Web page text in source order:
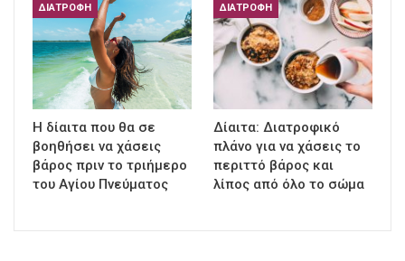
ΔΙΑΤΡΟΦΉ
Η δίαιτα που θα σε
βοηθήσει να χάσεις
βάρος πριν το τριήμερο
του Αγίου Πνεύματος
ΔΙΑΤΡΟΦΉ
Δίαιτα: Διατροφικό
πλάνο για να χάσεις το
περιττό βάρος και
λίπος από όλο το σώμα